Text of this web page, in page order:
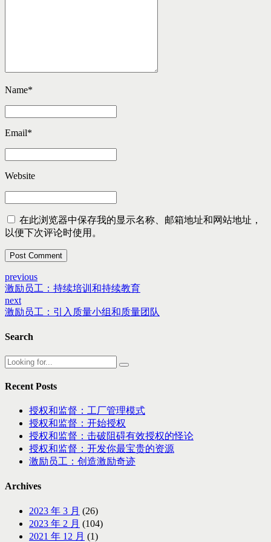
Name*
Email*
Website
在此浏览器中保存我的显示名称、邮箱地址和网站地址，
以便下次评论时使用。
Post Comment
previous
激励员工：持续培训和持续教育
next
激励员工：引入质量小组和质量团队
Search
Recent Posts
授权和监督：工厂管理模式
授权和监督：开始授权
授权和监督：击破阻碍有效授权的怪论
授权和监督：开发你最宝贵的资源
激励员工：创造激励奇迹
Archives
2023 年 3 月 (26)
2023 年 2 月 (104)
2021 年 12 月 (1)